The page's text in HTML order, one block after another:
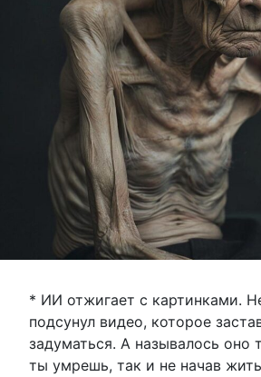
* ИИ отжигает с картинками.
подсунул видео, которое
задуматься. А называлось
ты умрешь, так и не начав